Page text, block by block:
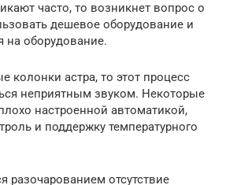
часто, то возникнет вопрос о
дешевое оборудование и
на оборудование.
колонки астра, то этот процесс
неприятным звуком. Некоторые
настроенной автоматикой,
и поддержку температурного
разочарованием отсутствие